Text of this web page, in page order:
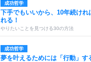
成功哲学
下手でもいいから、10年続けれ
れる！
やりたいことを見つける30の方法
成功哲学
夢を叶えるためには「行動」す